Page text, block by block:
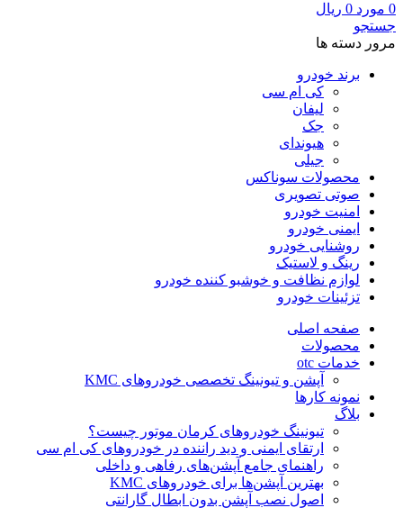
0 مورد 0 ریال
جستجو
مرور دسته ها
برند خودرو
کی ام سی
لیفان
جک
هیوندای
جیلی
محصولات سوناکس
صوتی تصویری
امنیت خودرو
ایمنی خودرو
روشنایی خودرو
رینگ و لاستیک
لوازم نظافت و خوشبو کننده خودرو
تزئینات خودرو
صفحه اصلی
محصولات
خدمات otc
آپشن و تیونینگ تخصصی خودروهای KMC
نمونه کارها
بلاگ
تیونینگ خودروهای کرمان موتور چیست؟
ارتقای ایمنی و دید راننده در خودروهای کی ام سی
راهنمای جامع آپشن‌های رفاهی و داخلی
بهترین آپشن‌ها برای خودروهای KMC
اصول نصب آپشن بدون ابطال گارانتی